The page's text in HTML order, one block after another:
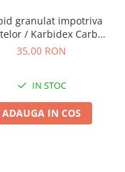
granulat impotriva
/ Karbidex Carbit
pelete
35,00 RON
IN STOC
ADAUGA IN COS